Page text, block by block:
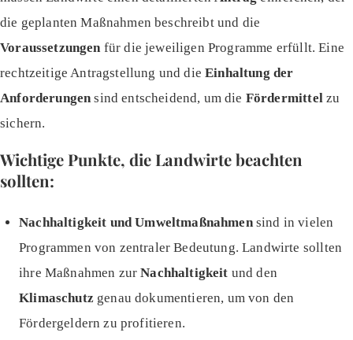
die geplanten Maßnahmen beschreibt und die
Voraussetzungenfür die jeweiligen Programme erfüllt. Eine
rechtzeitige Antragstellung und dieEinhaltung der
Anforderungensind entscheidend, um die Fördermittelzu
sichern.
Wichtige Punkte, die Landwirte beachten
sollten:
Nachhaltigkeit und Umweltmaßnahmensind in vielen
Programmen von zentraler Bedeutung. Landwirte sollten
ihre Maßnahmen zurNachhaltigkeit und den
Klimaschutzgenau dokumentieren, um von den
Fördergeldern zu profitieren.